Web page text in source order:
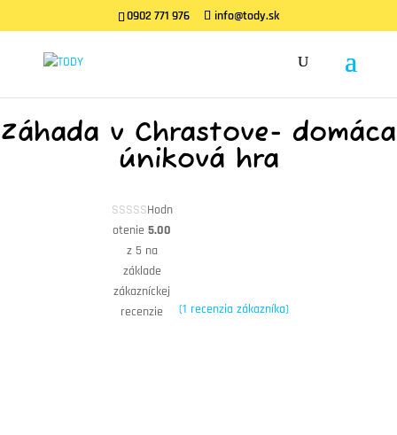
0902 771 976 info@tody.sk
Záhada v Chrastove- domáca
úniková hra
Hodn
otenie 5.00
z 5 na
základe
zákazníckej
recenzie
(1 recenzia zákazníka)